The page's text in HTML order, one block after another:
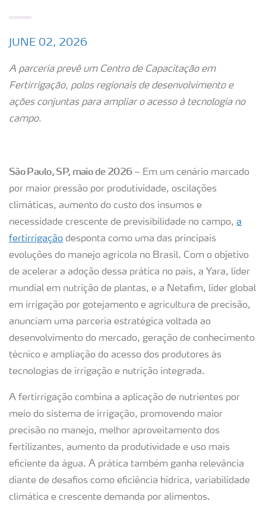
JUNE 02, 2026
A parceria prevê um Centro de Capacitação em
Fertirrigação, polos regionais de desenvolvimento e
ações conjuntas para ampliar o acesso à tecnologia no
campo.
São Paulo, SP, maio de 2026– Em um cenário marcado
por maior pressão por produtividade, oscilações
climáticas, aumento do custo dos insumos e
necessidade crescente de previsibilidade no campo, a
fertirrigação desponta como uma das principais
evoluções do manejo agrícola no Brasil. Com o objetivo
de acelerar a adoção dessa prática no país, a Yara, líder
mundial em nutrição de plantas, e a Netafim, líder global
em irrigação por gotejamento e agricultura de precisão,
anunciam uma parceria estratégica voltada ao
desenvolvimento do mercado, geração de conhecimento
técnico e ampliação do acesso dos produtores às
tecnologias de irrigação e nutrição integrada.
A fertirrigação combina a aplicação de nutrientes por
meio do sistema de irrigação, promovendo maior
precisão no manejo, melhor aproveitamento dos
fertilizantes, aumento da produtividade e uso mais
eficiente da água. A prática também ganha relevância
diante de desafios como eficiência hídrica, variabilidade
climática e crescente demanda por alimentos.